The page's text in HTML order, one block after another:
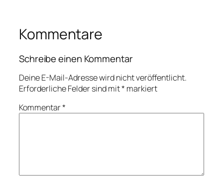
Kommentare
Schreibe einen Kommentar
Deine E-Mail-Adresse wird nicht veröffentlicht.
Erforderliche Felder sind mit* markiert
Kommentar*